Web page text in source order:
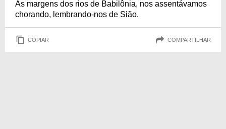
Às margens dos rios de Babilônia, nos assentávamos
chorando, lembrando-nos de Sião.
COPIAR COMPARTILHAR